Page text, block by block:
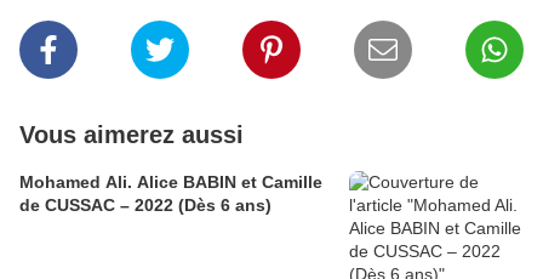
Vous aimerez aussi
Mohamed Ali. Alice BABIN et Camille
de CUSSAC – 2022 (Dès 6 ans)